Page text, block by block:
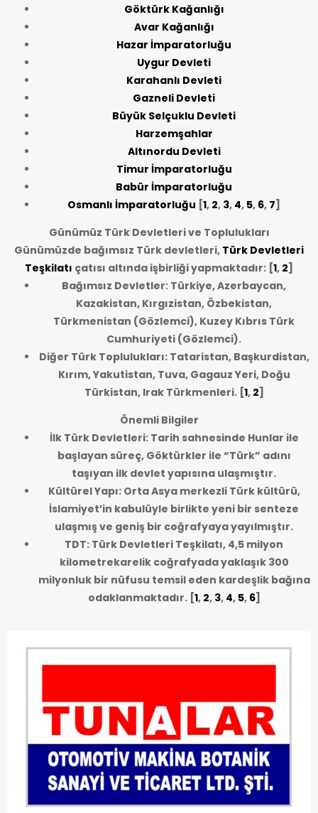
Göktürk Kağanlığı
Avar Kağanlığı
Hazar İmparatorluğu
Uygur Devleti
Karahanlı Devleti
Gazneli Devleti
Büyük Selçuklu Devleti
Harzemşahlar
Altınordu Devleti
Timur İmparatorluğu
Babür İmparatorluğu
Osmanlı İmparatorluğu [1, 2, 3, 4, 5, 6, 7]
Günümüz Türk Devletleri ve Toplulukları
Günümüzde bağımsız Türk devletleri, Türk Devletleri
Teşkilatı çatısı altında işbirliği yapmaktadır: [1, 2]
Bağımsız Devletler: Türkiye, Azerbaycan,
Kazakistan, Kırgızistan, Özbekistan,
Türkmenistan (Gözlemci), Kuzey Kıbrıs Türk
Cumhuriyeti (Gözlemci).
Diğer Türk Toplulukları: Tataristan, Başkurdistan,
Kırım, Yakutistan, Tuva, Gagauz Yeri, Doğu
Türkistan, Irak Türkmenleri.[1, 2]
Önemli Bilgiler
İlk Türk Devletleri: Tarih sahnesinde Hunlar ile
başlayan süreç, Göktürkler ile “Türk” adını
taşıyan ilk devlet yapısına ulaşmıştır.
Kültürel Yapı: Orta Asya merkezli Türk kültürü,
İslamiyet’in kabulüyle birlikte yeni bir senteze
ulaşmış ve geniş bir coğrafyaya yayılmıştır.
TDT: Türk Devletleri Teşkilatı, 4,5 milyon
kilometrekarelik coğrafyada yaklaşık 300
milyonluk bir nüfusu temsil eden kardeşlik bağına
odaklanmaktadır.[1, 2, 3, 4, 5, 6]